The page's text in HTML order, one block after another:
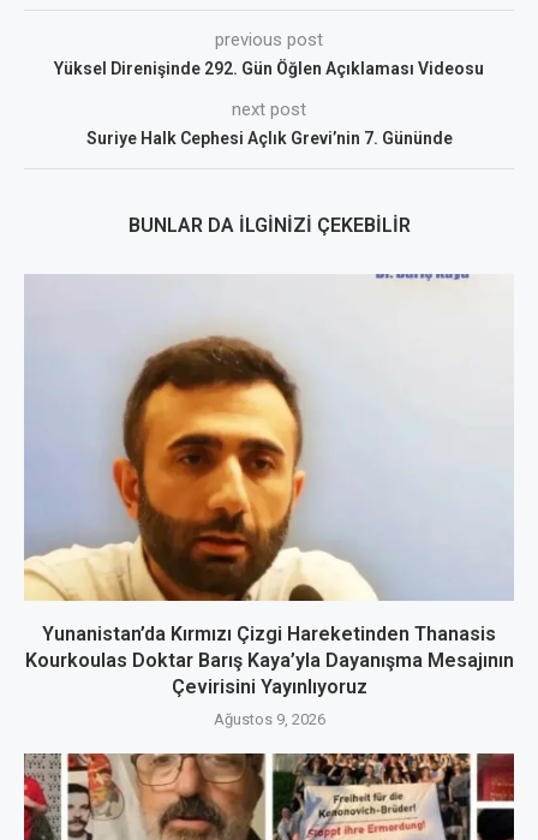
previous post
Yüksel Direnişinde 292. Gün Öğlen Açıklaması Videosu
next post
Suriye Halk Cephesi Açlık Grevi’nin 7. Gününde
BUNLAR DA İLGINIZI ÇEKEBILIR
Yunanistan’da Kırmızı Çizgi Hareketinden Thanasis
Kourkoulas Doktar Barış Kaya’yla Dayanışma Mesajının
Çevirisini Yayınlıyoruz
Ağustos 9, 2026